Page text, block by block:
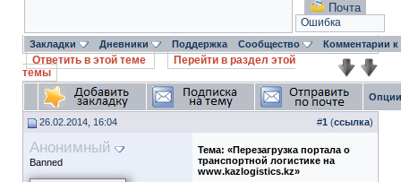
Почта
Ошибка
Закладки Дневники Поддержка Сообщество Комментарии
Ответить в этой теме
Перейти в раздел этой
темы
26.02.2014, 16:04 #1 (ссылка)
Анонимный
Banned
Тема: «Перезагрузка портала о
транспортной логистике на
www.kazlogistics.kz»